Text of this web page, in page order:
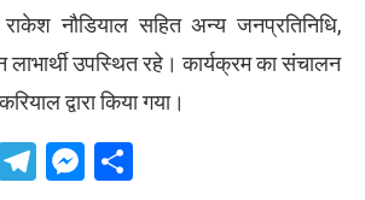
नौडियाल सहित अन्य जनप्रतिनिधि,
लाभार्थी उपस्थित रहे। कार्यक्रम का संचालन
द्वारा किया गया।
Telegram
Messenger